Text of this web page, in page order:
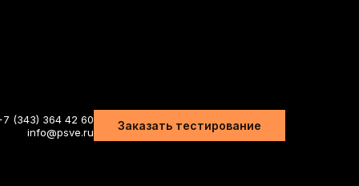
(343) 364 42 60
info@psve.ru
Заказать тестирование